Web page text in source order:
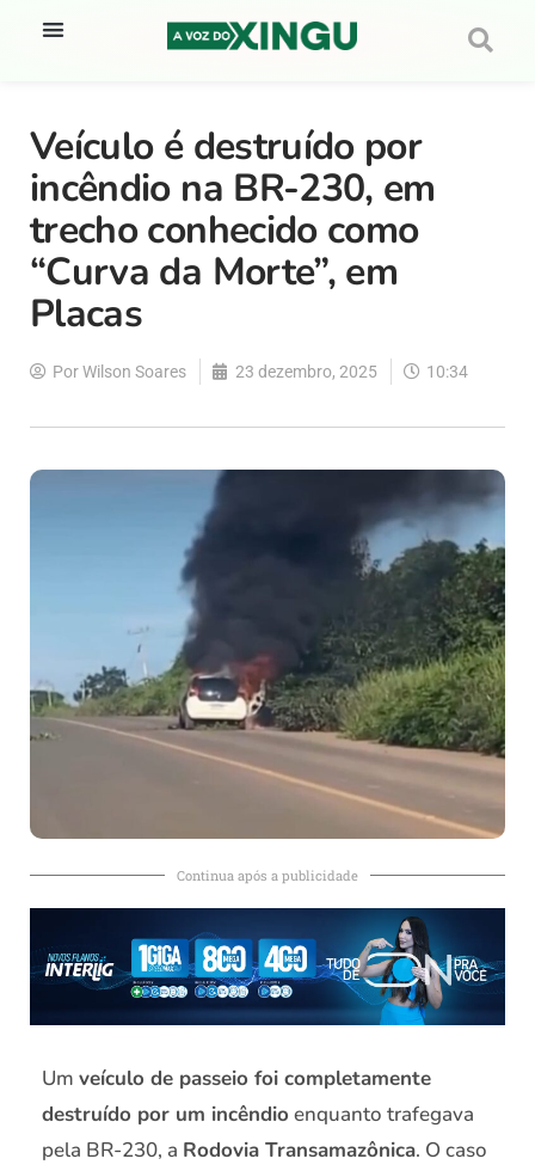
Veículo é destruído por
incêndio na BR-230, em
trecho conhecido como
“Curva da Morte”, em
Placas
PorWilson Soares 23 dezembro, 2025 10:34
Continua após a publicidade
Um veículo de passeio foi completamente
destruído por um incêndio enquanto trafegava
pela BR-230, a Rodovia Transamazônica. O caso